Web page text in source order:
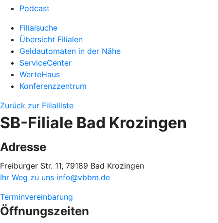
Podcast
Filialsuche
Übersicht Filialen
Geldautomaten in der Nähe
ServiceCenter
WerteHaus
Konferenzzentrum
Zurück zur Filialliste
SB-Filiale Bad Krozingen
Adresse
Freiburger Str. 11, 79189 Bad Krozingen
Ihr Weg zu uns info@vbbm.de
Terminvereinbarung
Öffnungszeiten